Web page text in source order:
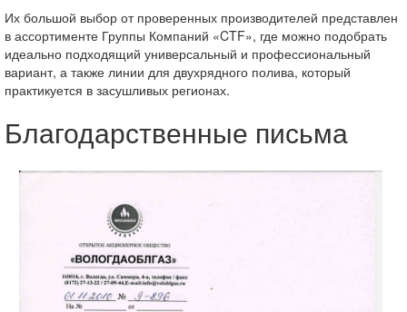
Их большой выбор от проверенных производителей представлен
в ассортименте Группы Компаний «CTF», где можно подобрать
идеально подходящий универсальный и профессиональный
вариант, а также линии для двухрядного полива, который
практикуется в засушливых регионах.
Благодарственные письма